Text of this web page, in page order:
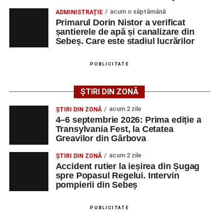
poată solicita detalii despre condițiile de angajare,
programul de lucru și procesul de recrutare.
Mai jos puteți consulta lista completă a locurilor de
muncă disponibile în comuna Săsciori la data de 4
OCUPAŢIA
NR.
LMV
MAIL
Technology Srl
OPERATOR LA
MASINI-UNELTE
CU COMANDA
NUMERICA
1 0752826367
Adaugă-ne ca sursă preferată
ADMINISTRAȚIE acum o săptămână
Primarul Dorin Nistor a verificat
șantierele de apă și canalizare din
Sebeș. Care este stadiul lucrărilor
PUBLICITATE
ȘTIRI DIN ZONĂ
ȘTIRI DIN ZONĂ acum 2 zile
4–6 septembrie 2026: Prima ediție a
Transylvania Fest, la Cetatea
Greavilor din Gârbova
ȘTIRI DIN ZONĂ acum 2 zile
Accident rutier la ieșirea din Șugag
spre Popasul Regelui. Intervin
pompierii din Sebeș
PUBLICITATE